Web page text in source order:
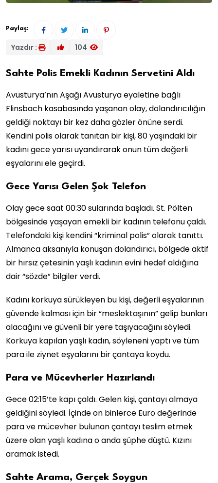
Paylaş:
Yazdır : 104
Sahte Polis Emekli Kadının Servetini Aldı
Avusturya’nın Aşağı Avusturya eyaletine bağlı
Flinsbach kasabasında yaşanan olay, dolandırıcılığın
geldiği noktayı bir kez daha gözler önüne serdi.
Kendini polis olarak tanıtan bir kişi, 80 yaşındaki bir
kadını gece yarısı uyandırarak onun tüm değerli
eşyalarını ele geçirdi.
Gece Yarısı Gelen Şok Telefon
Olay gece saat 00:30 sularında başladı. St. Pölten
bölgesinde yaşayan emekli bir kadının telefonu çaldı.
Telefondaki kişi kendini “kriminal polis” olarak tanıttı.
Almanca aksanıyla konuşan dolandırıcı, bölgede aktif
bir hırsız çetesinin yaşlı kadının evini hedef aldığına
dair “sözde” bilgiler verdi.
Kadını korkuya sürükleyen bu kişi, değerli eşyalarının
güvende kalması için bir “meslektaşının” gelip bunları
alacağını ve güvenli bir yere taşıyacağını söyledi.
Korkuya kapılan yaşlı kadın, söyleneni yaptı ve tüm
para ile ziynet eşyalarını bir çantaya koydu.
Para ve Mücevherler Hazırlandı
Gece 02:15’te kapı çaldı. Gelen kişi, çantayı almaya
geldiğini söyledi. İçinde on binlerce Euro değerinde
para ve mücevher bulunan çantayı teslim etmek
üzere olan yaşlı kadına o anda şüphe düştü. Kızını
aramak istedi.
Sahte Arama, Gerçek Soygun